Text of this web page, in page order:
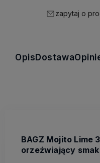
zapytaj o
Opis Dostawa
BAGZ Mojito Lime
orzeźwiający